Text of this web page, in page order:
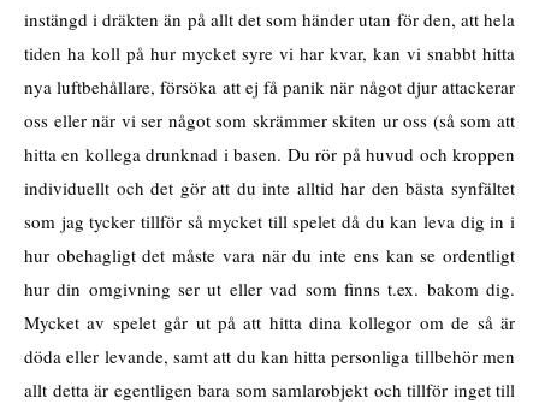
instängd i dräkten än på allt det som händer utan för den, att hela
tiden ha koll på hur mycket syre vi har kvar, kan vi snabbt hitta
nya luftbehållare, försöka att ej få panik när något djur attackerar
oss eller när vi ser något som skrämmer skiten ur oss (så som att
hitta en kollega drunknad i basen. Du rör på huvud och kroppen
individuellt och det gör att du inte alltid har den bästa synfältet
som jag tycker tillför så mycket till spelet då du kan leva dig in i
hur obehagligt det måste vara när du inte ens kan se ordentligt
hur din omgivning ser ut eller vad som finns t.ex. bakom dig.
Mycket av spelet går ut på att hitta dina kollegor om de så är
döda eller levande, samt att du kan hitta personliga tillbehör men
allt detta är egentligen bara som samlarobjekt och tillför inget till